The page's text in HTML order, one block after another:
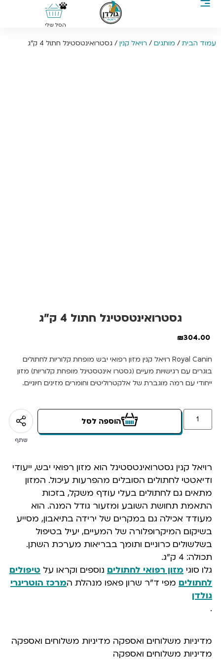
0
הסל שלי
עמוד הבית / מותגים / רויאל קנין / גסטרואינטסטינל חתול 4 ק”ג
גסטרואינטסטינל חתול 4 ק”ג
304.00
₪
Royal Canin רויאל קנין מזון רפואי יבש מופחת קלוריות לחתולים
בוגרים עם רגישויות מעיים (גסטרו אינטסטינל מופחת קלוריות) מזון
ייחודי עם רמה מוגברת של אלקטרוליטים וחומרים מזינים חיוניים.
הוספה לסל
שתף
רויאל קנין גסטרואינטסטינל הוא מזון רפואי יבש, ייעודי
ודיאטטי לחתולים הסובלים מהפרעות עיכול. המזון
מתאים גם לחתולים בעלי עודף משקל, בזכות
התאמת תחושת השובע ומזעור גודל המנה. הוא
מעודד אכילה גם במקרים של ירידה בתיאבון, מסייע
בשיקום המיקרופלורה של המעיים, יעיל בטיפול
בשלשולים כרוניים ותומך בבריאות מערכת השתן.
תכולה: 4 ק”ג.
גלו סוגי מזון רפואי לחתולים נוספים וקראו על טיפולים
לחתולים מפי ד”ר שרון פאפו מנהלת המרכז הוטרינרי
גולדן
.
מדיניות משלוחים ואספקה מדיניות משלוחים ואספקה
מדיניות משלוחים ואספקה